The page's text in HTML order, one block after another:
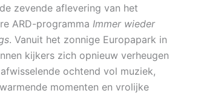
zevende aflevering van het
ARD-programma Immer wieder
. Vanuit het zonnige Europapark in
kijkers zich opnieuw verheugen
ochtend vol muziek,
momenten en vrolijke